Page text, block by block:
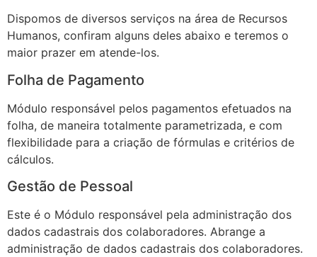
Dispomos de diversos serviços na área de Recursos
Humanos, confiram alguns deles abaixo e teremos o
maior prazer em atende-los.
Folha de Pagamento
Módulo responsável pelos pagamentos efetuados na
folha, de maneira totalmente parametrizada, e com
flexibilidade para a criação de fórmulas e critérios de
cálculos.
Gestão de Pessoal
Este é o Módulo responsável pela administração dos
dados cadastrais dos colaboradores. Abrange a
administração de dados cadastrais dos colaboradores.